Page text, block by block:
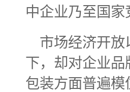
中企业乃至国
市场经济开
下，却对企业
包装方面普遍